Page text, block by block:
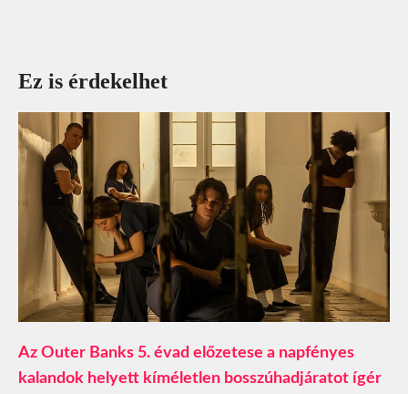
Ez is érdekelhet
Az Outer Banks 5. évad előzetese a napfényes
kalandok helyett kíméletlen bosszúhadjáratot ígér